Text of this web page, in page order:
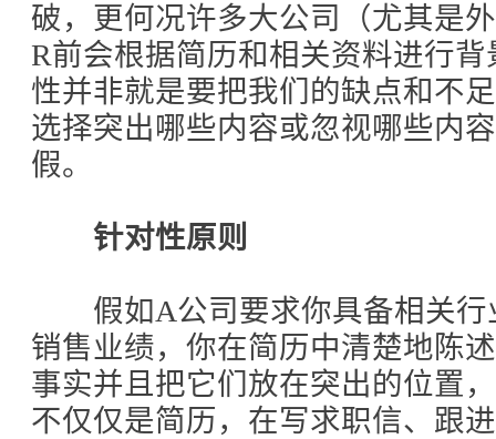
破，更何况许多大公司（尤其是
R前会根据简历和相关资料进行
性并非就是要把我们的缺点和不
选择突出哪些内容或忽视哪些内
假。
针对性原则
假如A公司要求你具备相关行
销售业绩，你在简历中清楚地陈
事实并且把它们放在突出的位置
不仅仅是简历，在写求职信、跟